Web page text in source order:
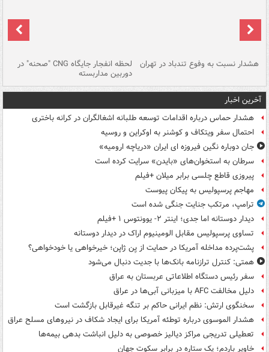
هشدار نسبت به وفوع تندباد در تهران لحظه انفجار جایگاه CNG "صحنه" در
دوربین مداربسته
آخرین اخبار
هشدار حماس درباره اقدامات توسعه طلبانه اشغالگران در کرانه باختری
احتمال سفر ویتکاف و کوشنر به اوکراین و روسیه
جان دوباره نگین فیروزه ای ایران «دریاچه ارومیه»
سرطان به استخوان‌های «بایدن» سرایت کرده است
پیروزی قاطع چلسی برابر میلان +فیلم
مهاجم پرسپولیس به پیکان پیوست
ترامپ، مرتکب جنایت جنگی شده است
دیدار دوستانه اما جدی؛ اینتر ۲- یوونتوس ۱ +فیلم
تساوی پرسپولیس مقابل الومینیوم اراک در دیدار دوستانه
پشت‌پرده مداخله آمریکا در حمایت از یِن ژاپن؛ خیرخواهی یا خودخواهی؟
همتی: کنترل ترازنامه بانک‌ها با جدیت دنبال می‌شود
سفر رئیس دستگاه اطلاعاتی عربستان به عراق
دلیل مخالفت AFC با میزبانی آبی‌ها در عراق
سخنگوی ارتش: نظم ایرانی حاکم بر تنگه غیرقابل بازگشت است
هشدار الموسوی درباره توطئه آمریکا برای ایجاد شکاف در نیروهای مسلح عراق
تعطیلی تدریجی مراکز دیالیز خصوصی به دلیل انباشت بدهی بیمه‌ها
خاویر باردم؛ یک ستاره در برابر سکوت جهان